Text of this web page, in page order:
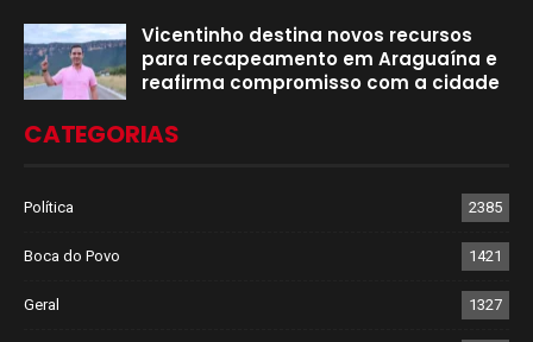
Vicentinho destina novos recursos
para recapeamento em Araguaína e
reafirma compromisso com a cidade
CATEGORIAS
Política 2385
Boca do Povo 1421
Geral 1327